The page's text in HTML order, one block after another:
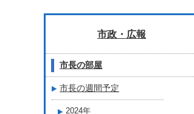
市政・広報
市長の部屋
市長の週間予定
2024年